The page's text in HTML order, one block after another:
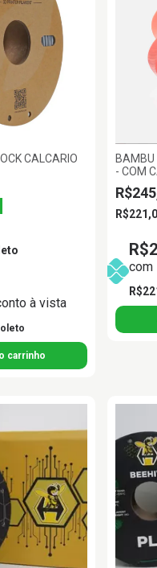
CALCARIO
à vista
BAMBU
- COM
BAMBU
com